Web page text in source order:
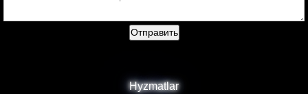
Отправить
Hyzmatlar